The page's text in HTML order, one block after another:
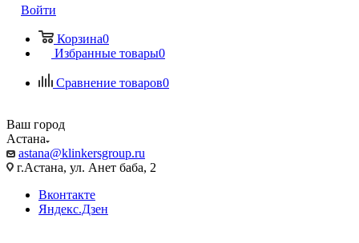
Войти
Корзина0
Избранные товары0
Сравнение товаров0
Ваш город
Астана
astana@klinkersgroup.ru
г.Астана, ул. Анет баба, 2
Вконтакте
Яндекс.Дзен